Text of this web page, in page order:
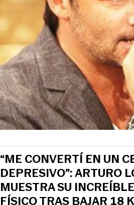
“ME CONVERTÍ EN UN
DEPRESIVO”: ARTURO
MUESTRA SU
FÍSICO TRAS BAJAR 18